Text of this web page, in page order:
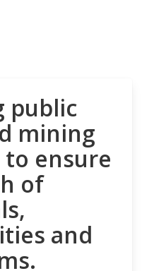
public
mining
ensure
of
and